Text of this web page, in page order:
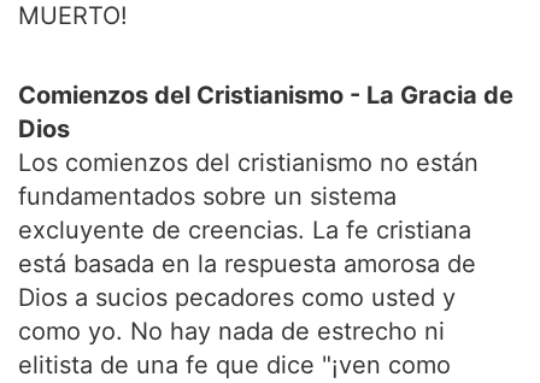
MUERTO!
Comienzos del Cristianismo - La Gracia de
Dios
Los comienzos del cristianismo no están
fundamentados sobre un sistema
excluyente de creencias. La fe cristiana
está basada en la respuesta amorosa de
Dios a sucios pecadores como usted y
como yo. No hay nada de estrecho ni
elitista de una fe que dice "¡ven como